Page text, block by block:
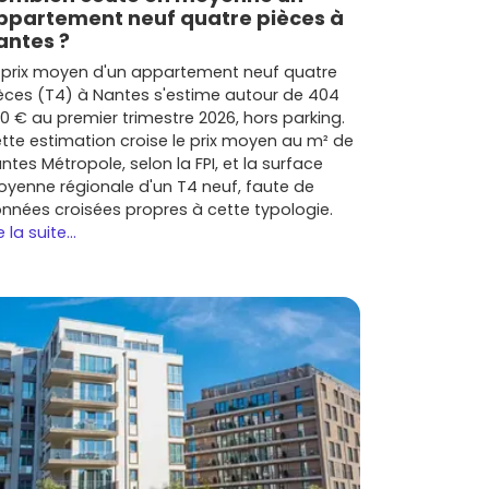
neuf quatre pièces à
?
prix moyen d'un appartement neuf quatre
(T4) à Nantes s'estime autour de 404
€ au premier trimestre 2026, hors parking.
estimation croise le prix moyen au m² de
Métropole, selon la FPI, et la surface
régionale d'un T4 neuf, faute de
croisées propres à cette typologie.
la suite...